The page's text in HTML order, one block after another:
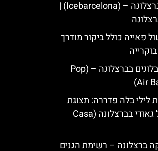
אייס בר ברצלונה – (‪Icebarcelona‬) |
פאייה כולל ביקור מודרך
מוזיאון הבלונים בברצלונה – (Pop
Air
לילי בלה פדררה: תצוגת
אורות של גאודי בברצלונה (Casa
ברצלונה – רשימת הגנים